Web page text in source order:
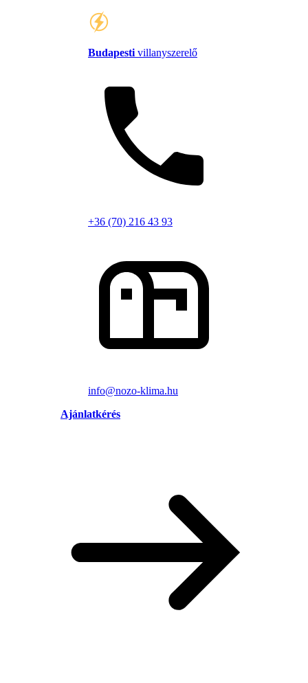
Budapesti villanyszerelő
+36 (70) 216 43 93
info@nozo-klima.hu
Ajánlatkérés